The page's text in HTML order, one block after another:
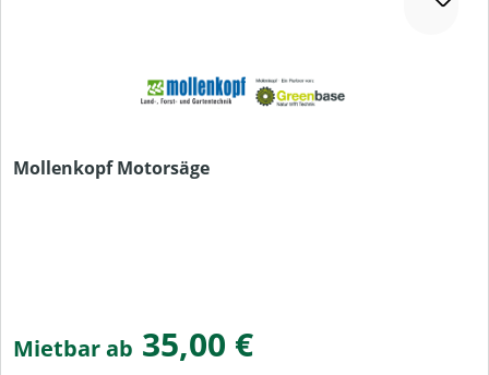
Mollenkopf Motorsäge
Mietbar ab 35,00 €